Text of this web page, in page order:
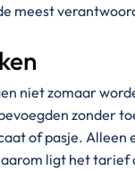
meest
niet zomaar
zonder
of pasje. Alleen
ligt het tarief